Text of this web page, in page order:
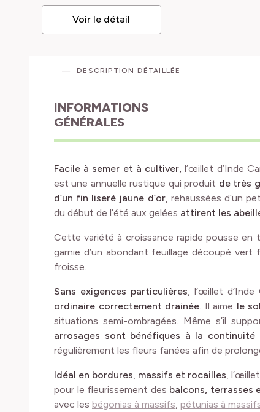
Voir le détail
DESCRIPTION DÉTAILLÉE
INFORMATIONS
GÉNÉRALES
Facile à semer et à cultiver, l’œillet d’Inde
est une annuelle rustique qui produit de très
d’un fin liseré jaune d’or, rehaussées d’un
du début de l’été aux gelées attirent les
Cette variété à croissance rapide pousse en
garnie d’un abondant feuillage découpé vert
froisse.
Sans exigences particulières , l’œillet
ordinaire correctement drainée . Il aime le
situations semi-ombragées. Même s’il
arrosages sont bénéfiques à la
régulièrement les fleurs fanées afin de
Idéal en bordures, massifs et rocailles ,
pour le fleurissement des balcons, terrasses
avec les bégonias à massifs pétunias à